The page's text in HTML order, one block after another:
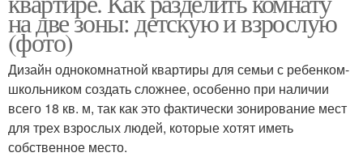
на две зоны: детскую и взрослую
(фото)
Дизайн однокомнатной квартиры для семьи с ребенком-
школьником создать сложнее, особенно при наличии
всего 18 кв. м, так как это фактически зонирование мест
для трех взрослых людей, которые хотят иметь
собственное место.